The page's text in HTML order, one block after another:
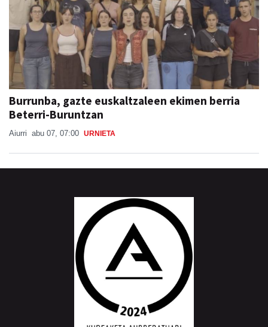
Burrunba, gazte euskaltzaleen ekimen berria
Beterri-Buruntzan
Aiurri abu 07, 07:00 URNIETA